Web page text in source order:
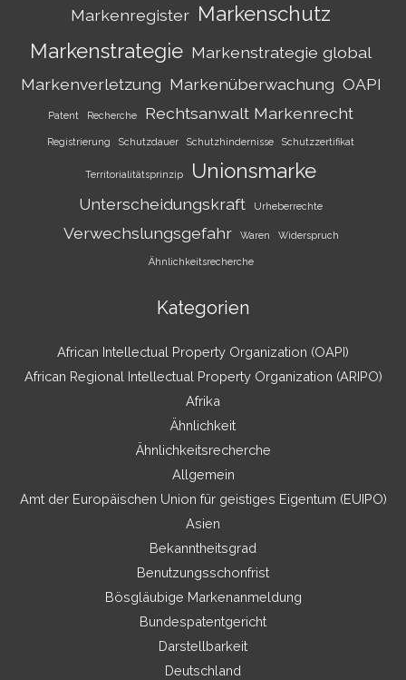
Markenregister Markenschutz
Markenstrategie Markenstrategie global
Markenverletzung Markenüberwachung OAPI
Patent Recherche Rechtsanwalt Markenrecht
Registrierung Schutzdauer Schutzhindernisse Schutzzertifikat
Territorialitätsprinzip Unionsmarke
Unterscheidungskraft Urheberrechte
Verwechslungsgefahr Waren Widerspruch
Ähnlichkeitsrecherche
Kategorien
African Intellectual Property Organization (OAPI)
African Regional Intellectual Property Organization (ARIPO)
Afrika
Ähnlichkeit
Ähnlichkeitsrecherche
Allgemein
Amt der Europäischen Union für geistiges Eigentum (EUIPO)
Asien
Bekanntheitsgrad
Benutzungsschonfrist
Bösgläubige Markenanmeldung
Bundespatentgericht
Darstellbarkeit
Deutschland